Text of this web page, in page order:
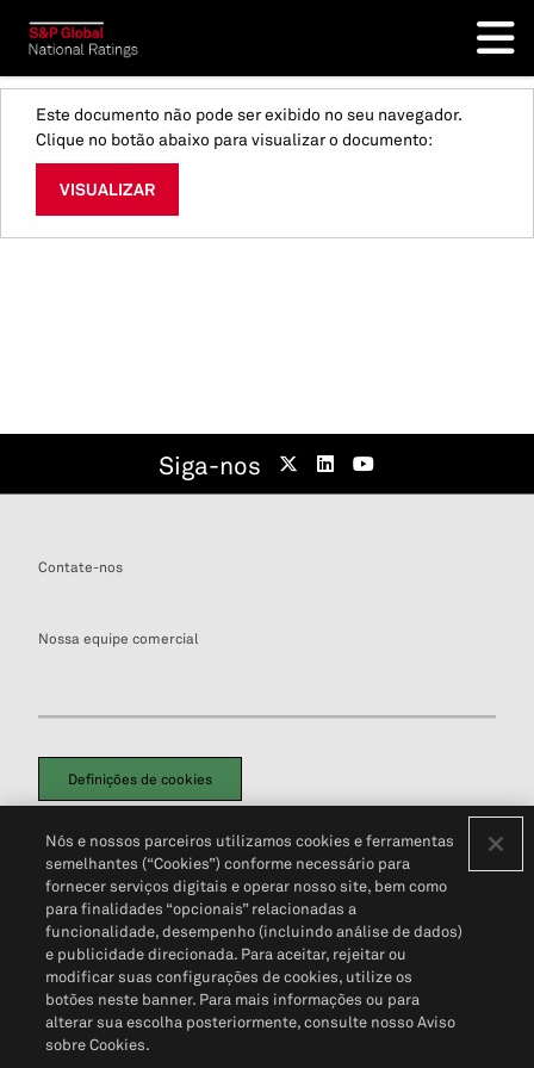
Este documento não pode ser exibido no seu navegador.
Clique no botão abaixo para visualizar o documento:
VISUALIZAR
Siga-nos
Contate-nos
Nossa equipe comercial
Definições de cookies
Política de PrivacidadePortal de privacidade do cliente (em inglês)
Não Venda Minhas Informações Pessoais© 2026 S&P Global
Nós e nossos parceiros utilizamos cookies e ferramentas
semelhantes (“Cookies”) conforme necessário para
fornecer serviços digitais e operar nosso site, bem como
para finalidades “opcionais” relacionadas a
funcionalidade, desempenho (incluindo análise de dados)
e publicidade direcionada. Para aceitar, rejeitar ou
modificar suas configurações de cookies, utilize os
botões neste banner. Para mais informações ou para
alterar sua escolha posteriormente, consulte nosso Aviso
sobre Cookies.